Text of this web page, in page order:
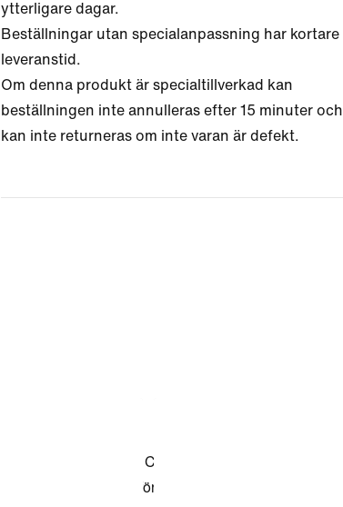
ytterligare dagar.
Beställningar utan specialanpassning har kortare
leveranstid.
Om denna produkt är specialtillverkad kan
beställningen inte annulleras efter 15 minuter och
kan inte returneras om inte varan är defekt.